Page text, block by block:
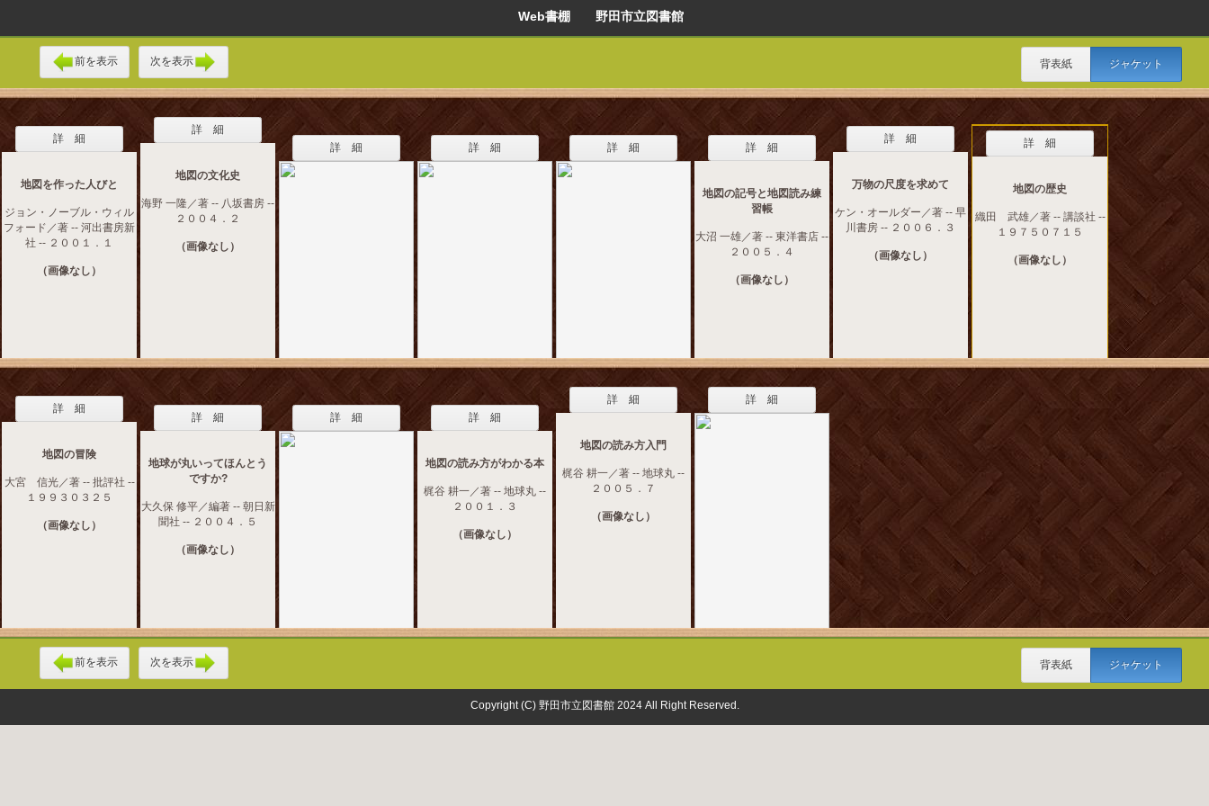
Web書棚 野田市立図書館
前を表示 次を表示 背表紙 ジャケット
詳 細
地図を作った人びと
ジョン・ノーブル・ウィル
フォード／著 -- 河出書房新
社 -- ２００１．１
（画像なし）
詳 細
地図の文化史
海野 一隆／著 -- 八坂書房 --
２００４．２
（画像なし）
詳 細 詳 細 詳 細 詳 細
地図の記号と地図読み練
習帳
大沼 一雄／著 -- 東洋書店 --
２００５．４
（画像なし）
詳 細
万物の尺度を求めて
ケン・オールダー／著 -- 早
川書房 -- ２００６．３
（画像なし）
詳 細
地図の歴史
織田 武雄／著 -- 講談社 --
１９７５０７１５
（画像なし）
詳 細
地図の冒険
大宮 信光／著 -- 批評社 --
１９９３０３２５
（画像なし）
詳 細
地球が丸いってほんとう
ですか?
大久保 修平／編著 -- 朝日新
聞社 -- ２００４．５
（画像なし）
詳 細 詳 細
地図の読み方がわかる本
梶谷 耕一／著 -- 地球丸 --
２００１．３
（画像なし）
詳 細
地図の読み方入門
梶谷 耕一／著 -- 地球丸 --
２００５．７
（画像なし）
詳 細
前を表示 次を表示 背表紙 ジャケット
Copyright (C) 野田市立図書館 2024 All Right Reserved.